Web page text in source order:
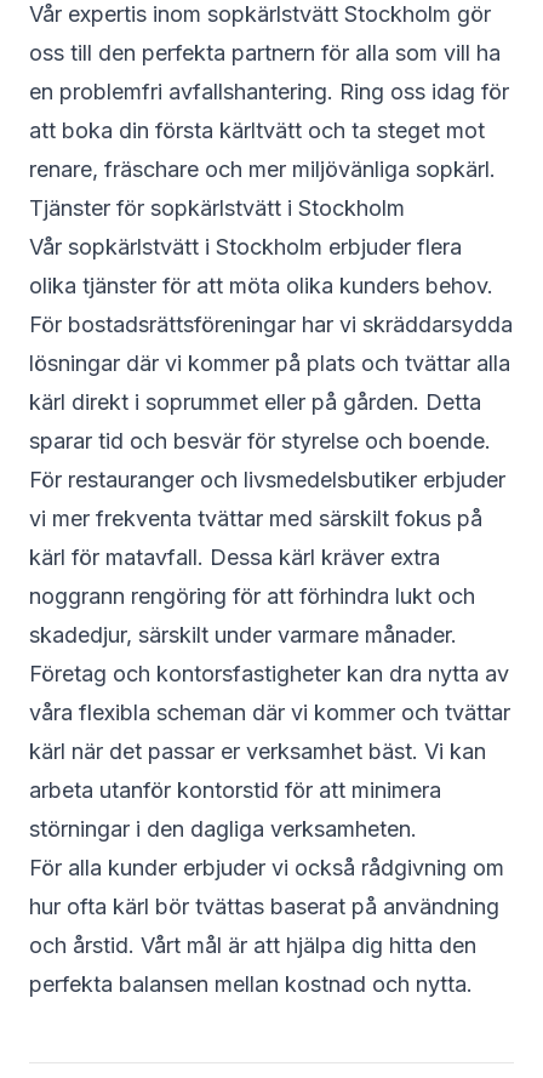
Vår expertis inom sopkärlstvätt Stockholm gör
oss till den perfekta partnern för alla som vill ha
en problemfri avfallshantering. Ring oss idag för
att boka din första kärltvätt och ta steget mot
renare, fräschare och mer miljövänliga sopkärl.
Tjänster för sopkärlstvätt i Stockholm
Vår sopkärlstvätt i Stockholm erbjuder flera
olika tjänster för att möta olika kunders behov.
För bostadsrättsföreningar har vi skräddarsydda
lösningar där vi kommer på plats och tvättar alla
kärl direkt i soprummet eller på gården. Detta
sparar tid och besvär för styrelse och boende.
För restauranger och livsmedelsbutiker erbjuder
vi mer frekventa tvättar med särskilt fokus på
kärl för matavfall. Dessa kärl kräver extra
noggrann rengöring för att förhindra lukt och
skadedjur, särskilt under varmare månader.
Företag och kontorsfastigheter kan dra nytta av
våra flexibla scheman där vi kommer och tvättar
kärl när det passar er verksamhet bäst. Vi kan
arbeta utanför kontorstid för att minimera
störningar i den dagliga verksamheten.
För alla kunder erbjuder vi också rådgivning om
hur ofta kärl bör tvättas baserat på användning
och årstid. Vårt mål är att hjälpa dig hitta den
perfekta balansen mellan kostnad och nytta.